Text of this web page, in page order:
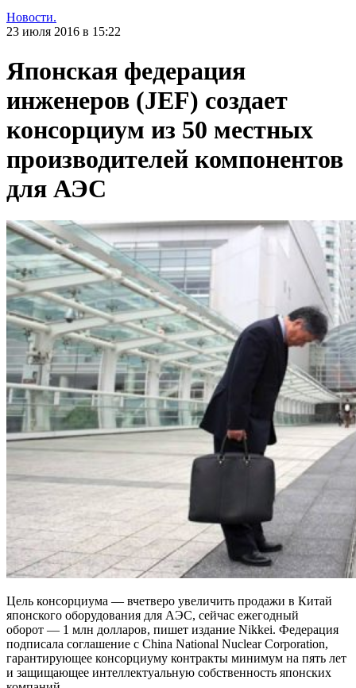
Новости.
23 июля 2016 в 15:22
Японская федерация
инженеров (JEF) создает
консорциум из 50 местных
производителей компонентов
для АЭС
Цель консорциума — вчетверо увеличить продажи в Китай
японского оборудования для АЭС, сейчас ежегодный
оборот — 1 млн долларов, пишет издание Nikkei. Федерация
подписала соглашение с China National Nuclear Corporation,
гарантирующее консорциуму контракты минимум на пять лет
и защищающее интеллектуальную собственность японских